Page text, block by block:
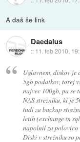
A daš še link
Daedalus
:: 11. feb 2010,
Uglavnem, diskov je
5gb podatkov, torej
najvec 100gb, pa se
NAS strezniku, ki je
tudi za backup
letih (exchange in
napolnil za polovico
Diski v strežniku so